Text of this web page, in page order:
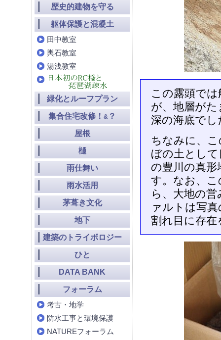
この露頭で
が、地層が
深の海底でし
ちなみに、
ぼの土とし
の豊川の真
す。なお、
ら、大地の
ァルトは写
割れ目に存
歴史的建物を守る
躯体保護と混凝土
田中教室
輿石教室
湯浅教室
緑化とルーフプラン
集合住宅改修！ & ？
屋根
樋
雨仕舞い
雨水活用
茅葺き文化
地下
建築のトライボロジー
ひと
DATA BANK
フォーラム
考古・地学
防水工事と環境保護
NATUREフォーラム